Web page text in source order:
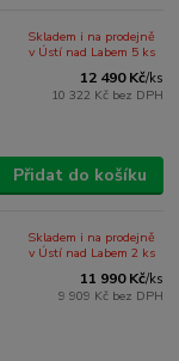
12 490 Kč/ks
10 322 Kč bez DPH
Skladem i na prodejně
v Ústí nad Labem 5 ks
Přidat do košíku
11 990 Kč/ks
9 909 Kč bez DPH
Skladem i na prodejně
v Ústí nad Labem 2 ks